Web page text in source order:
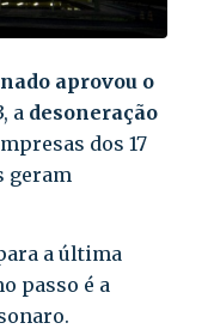
aprovou o
a desoneração
dos 17
geram
a última
passo é a